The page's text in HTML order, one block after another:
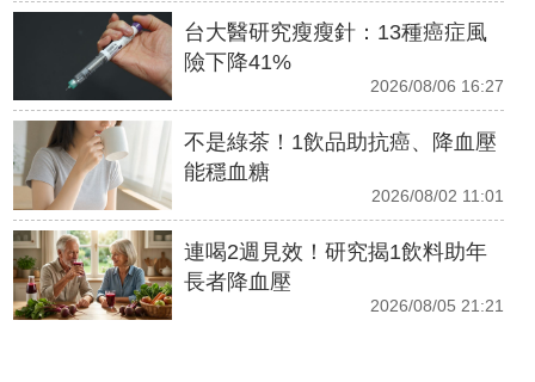
台大醫研究瘦瘦針：13種癌症風
險下降41%
2026/08/06 16:27
不是綠茶！1飲品助抗癌、降血壓
能穩血糖
2026/08/02 11:01
連喝2週見效！研究揭1飲料助年
長者降血壓
2026/08/05 21:21